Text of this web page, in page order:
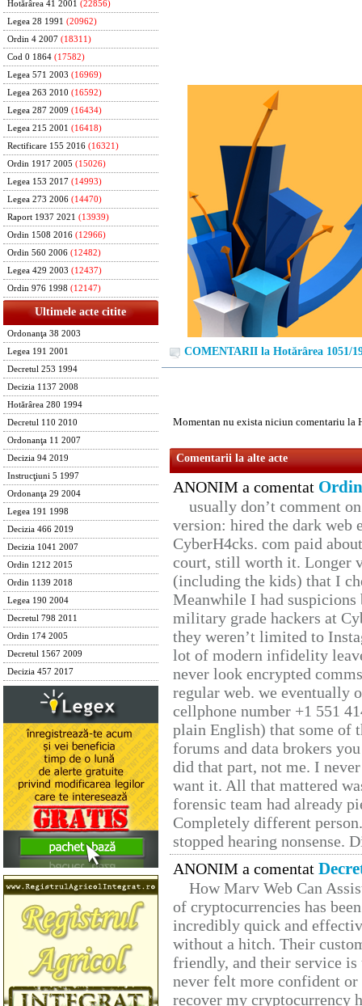
Hotărârea 41 2001 (22856)
Legea 28 1991 (20962)
Ordin 4 2007 (18311)
Cod 0 1864 (17582)
Legea 571 2003 (16969)
Legea 263 2010 (16592)
Legea 287 2009 (16434)
Legea 215 2001 (16418)
Rectificare 155 2016 (16321)
Ordin 1917 2005 (15026)
Legea 153 2017 (14993)
Legea 273 2006 (14470)
Raport 1937 2021 (13939)
Ordin 1508 2016 (12966)
Ordin 560 2006 (12482)
Legea 429 2003 (12437)
Ordin 976 1998 (12147)
Ultimele acte citite
Ordonanţa 38 2003
Legea 191 2001
Decretul 253 1994
Decizia 1137 2008
Hotărârea 280 1994
Decretul 110 2010
Ordonanţa 11 2007
Decizia 94 2019
Instrucţiuni 5 1997
Ordonanţa 29 2004
Legea 191 1998
Decizia 466 2019
Decizia 1041 2007
Ordin 1212 2015
Ordin 1139 2018
Legea 190 2004
Decretul 798 2011
Ordin 174 2005
Decretul 1567 2009
Decizia 457 2017
COMENTARII la Hotărârea 1051/
Momentan nu exista niciun comentariu la
Comentarii la alte acte
ANONIM a comentat
usually don’t comment
version: hired the dark web
CyberH4cks. com paid
court, still worth it. Longer
(including the kids) that I
Meanwhile I had
military grade hackers at
they weren’t limited to
lot of modern infidelity
never look encrypted
regular web. we eventually
cellphone number +1 551
plain English) that some of
forums and data brokers
did that part, not me. I
want it. All that mattered
forensic team had already
Completely different
stopped hearing nonsense.
ANONIM a comentat
How Marv Web Can
of cryptocurrencies has
incredibly quick and
without a hitch. Their
friendly, and their service
never felt more confident
recover my cryptocurrency